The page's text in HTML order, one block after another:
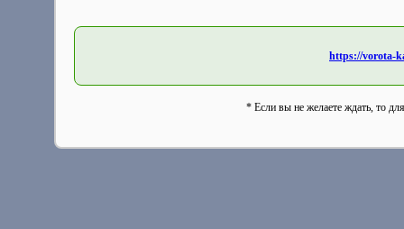
https://vorota-
* Если вы не желаете ждать, то